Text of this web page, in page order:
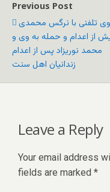
Previous Post
تلفنی با نرگس محمدی
از اعدام و حمله به وی و
محمد نوریزاد پس از اعدام
زندانیان اهل سنت
Leave a Reply
Your email address
fields are marked *